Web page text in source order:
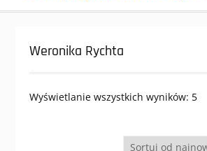
Weronika Rychta
Wyświetlanie wszystkich wyników: 5